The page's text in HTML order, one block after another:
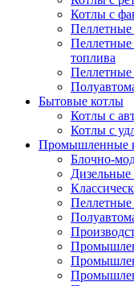
Котлы с
Пеллетные
Пеллетные
топлива
Пеллетные
Бытовые котлы
Котлы с
Котлы с
Промышленные
Блочно-